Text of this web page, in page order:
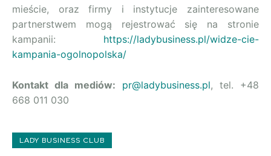
mieście, oraz firmy i instytucje zainteresowane
partnerstwem mogą rejestrować się na stronie
kampanii: https://ladybusiness.pl/widze-cie-
kampania-ogolnopolska/
Kontakt dla mediów: pr@ladybusiness.pl, tel. +48
668 011 030
LADY BUSINESS CLUB